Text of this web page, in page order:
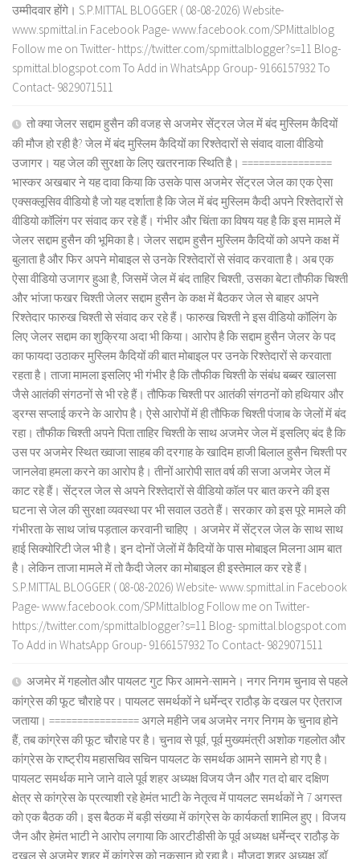
उम्मीदवार होंगे। S.P.MITTAL BLOGGER ( 08-08-2026) Website-
www.spmittal.in Facebook Page- www.facebook.com/SPMittalblog
Follow me on Twitter- https://twitter.com/spmittalblogger?s=11 Blog-
spmittal.blogspot.com To Add in WhatsApp Group- 9166157932 To
Contact- 9829071511
तो क्या जेलर सद्दाम हुसैन की वजह से अजमेर सेंट्रल जेल में बंद मुस्लिम कैदियों
की मौज हो रही है? जेल में बंद मुस्लिम कैदियों का रिश्तेदारों से संवाद वाला वीडियो
उजागर। यह जेल की सुरक्षा के लिए खतरनाक स्थिति है। ================
भास्कर अखबार ने यह दावा किया कि उसके पास अजमेर सेंट्रल जेल का एक ऐसा
एक्सक्लूसिव वीडियो है जो यह दर्शाता है कि जेल में बंद मुस्लिम कैदी अपने रिश्तेदारों से
वीडियो कॉलिंग पर संवाद कर रहे हैं। गंभीर और चिंता का विषय यह है कि इस मामले में
जेलर सद्दाम हुसैन की भूमिका है। जेलर सद्दाम हुसैन मुस्लिम कैदियों को अपने कक्ष में
बुलाता है और फिर अपने मोबाइल से उनके रिश्तेदारों से संवाद करवाता है। अब एक
ऐसा वीडियो उजागर हुआ है, जिसमें जेल में बंद ताहिर चिश्ती, उसका बेटा तौफीक चिश्ती
और भांजा फखर चिश्ती जेलर सद्दाम हुसैन के कक्ष में बैठकर जेल से बाहर अपने
रिश्तेदार फारुख चिश्ती से संवाद कर रहे हैं। फारुख चिश्ती ने इस वीडियो कॉलिंग के
लिए जेलर सद्दाम का शुक्रिया अदा भी किया। आरोप है कि सद्दाम हुसैन जेलर के पद
का फायदा उठाकर मुस्लिम कैदियों की बात मोबाइल पर उनके रिश्तेदारों से करवाता
रहता है। ताजा मामला इसलिए भी गंभीर है कि तौफीक चिश्ती के संबंध बब्बर खालसा
जैसे आतंकी संगठनों से भी रहे हैं। तौफिक चिश्ती पर आतंकी संगठनों को हथियार और
ड्रग्स सप्लाई करने के आरोप है। ऐसे आरोपों में ही तौफिक चिश्ती पंजाब के जेलों में बंद
रहा। तौफीक चिश्ती अपने पिता ताहिर चिश्ती के साथ अजमेर जेल में इसलिए बंद है कि
उस पर अजमेर स्थित ख्वाजा साहब की दरगाह के खादिम हाजी बिलाल हुसैन चिश्ती पर
जानलेवा हमला करने का आरोप है। तीनों आरोपी सात वर्ष की सजा अजमेर जेल में
काट रहे हैं। सेंट्रल जेल से अपने रिश्तेदारों से वीडियो कॉल पर बात करने की इस
घटना से जेल की सुरक्षा व्यवस्था पर भी सवाल उठते हैं। सरकार को इस पूरे मामले की
गंभीरता के साथ जांच पड़ताल करवानी चाहिए । अजमेर में सेंट्रल जेल के साथ साथ
हाई सिक्योरिटी जेल भी है। इन दोनों जेलों में कैदियों के पास मोबाइल मिलना आम बात
है। लेकिन ताजा मामले में तो कैदी जेलर का मोबाइल ही इस्तेमाल कर रहे हैं।
S.P.MITTAL BLOGGER ( 08-08-2026) Website- www.spmittal.in Facebook
Page- www.facebook.com/SPMittalblog Follow me on Twitter-
https://twitter.com/spmittalblogger?s=11 Blog- spmittal.blogspot.com
To Add in WhatsApp Group- 9166157932 To Contact- 9829071511
अजमेर में गहलोत और पायलट गुट फिर आमने-सामने। नगर निगम चुनाव से पहले
कांग्रेस की फूट चौराहे पर। पायलट समर्थकों ने धर्मेन्द्र राठौड़ के दखल पर ऐतराज
जताया। ================ अगले महीने जब अजमेर नगर निगम के चुनाव होने
हैं, तब कांग्रेस की फूट चौराहे पर है। चुनाव से पूर्व, पूर्व मुख्यमंत्री अशोक गहलोत और
कांग्रेस के राष्ट्रीय महासचिव सचिन पायलट के समर्थक आमने सामने हो गए है।
पायलट समर्थक माने जाने वाले पूर्व शहर अध्यक्ष विजय जैन और गत दो बार दक्षिण
क्षेत्र से कांग्रेस के प्रत्याशी रहे हेमंत भाटी के नेतृत्व में पायलट समर्थकों ने 7 अगस्त
को एक बैठक की। इस बैठक में बड़ी संख्या में कांग्रेस के कार्यकर्ता शामिल हुए। विजय
जैन और हेमंत भाटी ने आरोप लगाया कि आरटीडीसी के पूर्व अध्यक्ष धर्मेन्द्र राठौड़ के
दखल से अजमेर शहर में कांग्रेस को नुकसान हो रहा है। मौजूदा शहर अध्यक्ष डॉ.